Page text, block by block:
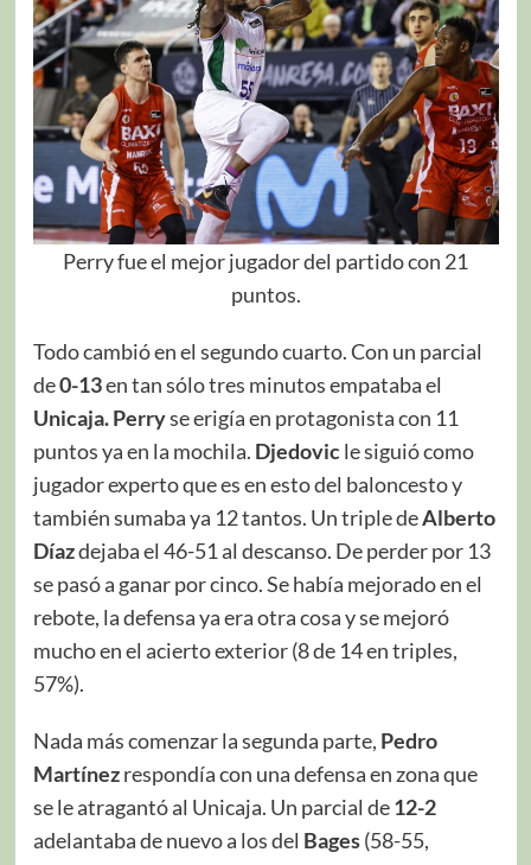
Perry fue el mejor jugador del partido con 21
puntos.
Todo cambió en el segundo cuarto. Con un parcial
de0-13en tan sólo tres minutos empataba el
Unicaja. Perryse erigía en protagonista con 11
puntos ya en la mochila. Djedovicle siguió como
jugador experto que es en esto del baloncesto y
también sumaba ya 12 tantos. Un triple deAlberto
Díazdejaba el 46-51 al descanso. De perder por 13
se pasó a ganar por cinco. Se había mejorado en el
rebote, la defensa ya era otra cosa y se mejoró
mucho en el acierto exterior (8 de 14 en triples,
57%).
Nada más comenzar la segunda parte, Pedro
Martínezrespondía con una defensa en zona que
se le atragantó al Unicaja. Un parcial de12-2
adelantaba de nuevo a los del Bages(58-55,